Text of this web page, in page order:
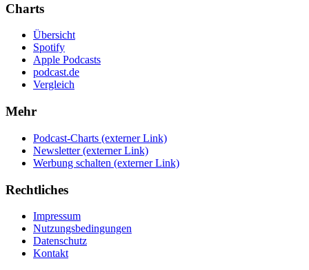
Charts
Übersicht
Spotify
Apple Podcasts
podcast.de
Vergleich
Mehr
Podcast-Charts (externer Link)
Newsletter (externer Link)
Werbung schalten (externer Link)
Rechtliches
Impressum
Nutzungsbedingungen
Datenschutz
Kontakt